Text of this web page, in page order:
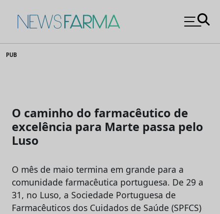
to
News Farma
PUB
O caminho do farmacêutico de
excelência para Marte passa pelo
Luso
O mês de maio termina em grande para a
comunidade farmacêutica portuguesa. De 29 a
31, no Luso, a Sociedade Portuguesa de
Farmacêuticos dos Cuidados de Saúde (SPFCS)